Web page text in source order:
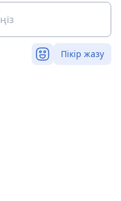
Пікір жазу